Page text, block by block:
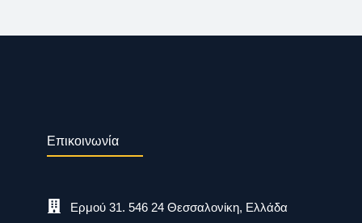
Επικοινωνία
Ερμού 31. 546 24 Θεσσαλονίκη, Ελλάδα